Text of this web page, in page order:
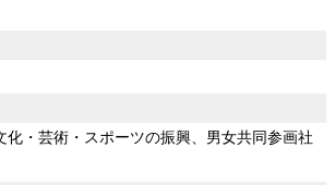
化・芸術・スポーツの振興、男女共同参画社